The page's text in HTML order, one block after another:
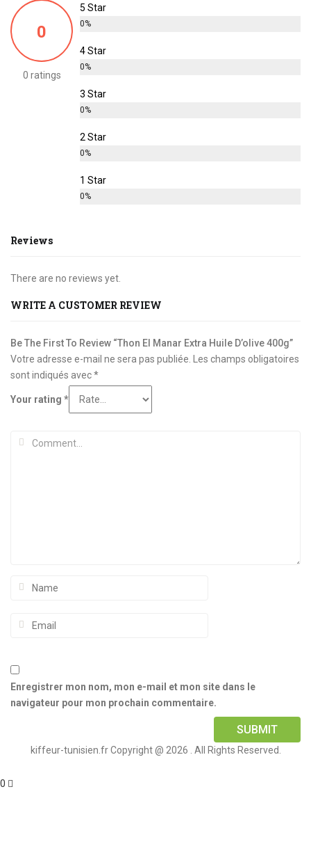
0
0 ratings
5 Star
0%
4 Star
0%
3 Star
0%
2 Star
0%
1 Star
0%
Reviews
There are no reviews yet.
WRITE A CUSTOMER REVIEW
Be The First To Review “Thon El Manar Extra Huile D’olive 400g”
Votre adresse e-mail ne sera pas publiée.
Les champs obligatoires
sont indiqués avec*
Your rating *
Enregistrer mon nom, mon e-mail et mon site dans le
navigateur pour mon prochain commentaire.
kiffeur-tunisien.fr Copyright @ 2026 . All Rights Reserved.
0